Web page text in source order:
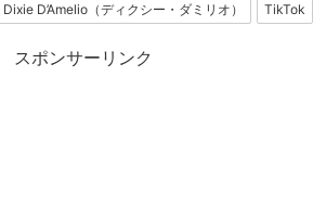
Dixie D’Amelio（ディクシー・ダミリオ）
TikTok
スポンサーリンク